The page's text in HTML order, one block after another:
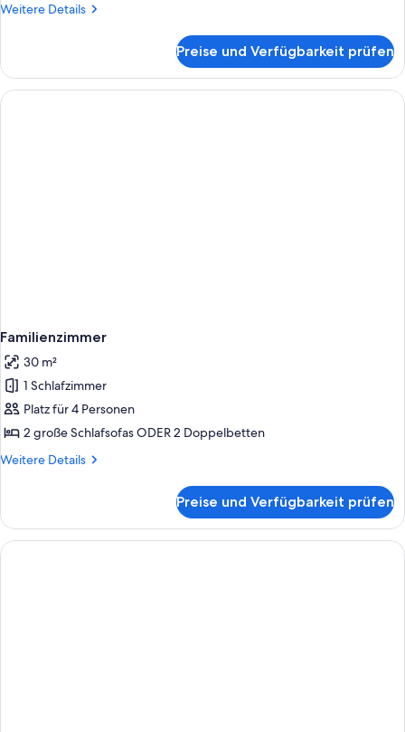
Weitere Details
Weitere
Einzelzimmer
Preise und Verfügbarkeit prüfen
Familienzimmer
30 m²
1 Schlafzimmer
Platz für 4 Personen
2 große Schlafsofas ODER 2 Doppelbetten
Weitere Details
Weitere
Preise und Verfügbarkeit prüfen